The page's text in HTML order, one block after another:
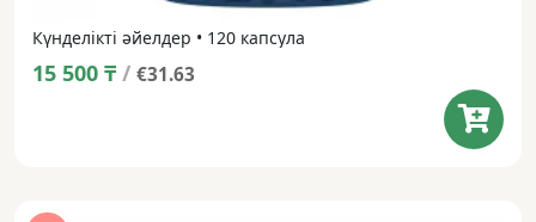
Күнделікті әйелдер • 120 капсула
15 500 ₸ / €31.63